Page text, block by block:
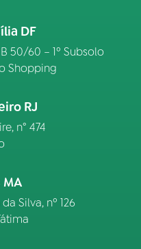
DF
50/60 – 1º Subsolo
Shopping
RJ
n° 474
MA
Silva, nº 126